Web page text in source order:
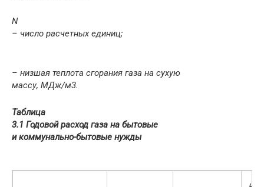
N
– число расчетных единиц;
– низшая теплота сгорания газа на сухую
массу, МДж/м3.
Таблица
3.1 Годовой расход газа на бытовые
и коммунально-бытовые нужды